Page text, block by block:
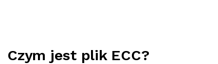
Czym jest plik ECC?